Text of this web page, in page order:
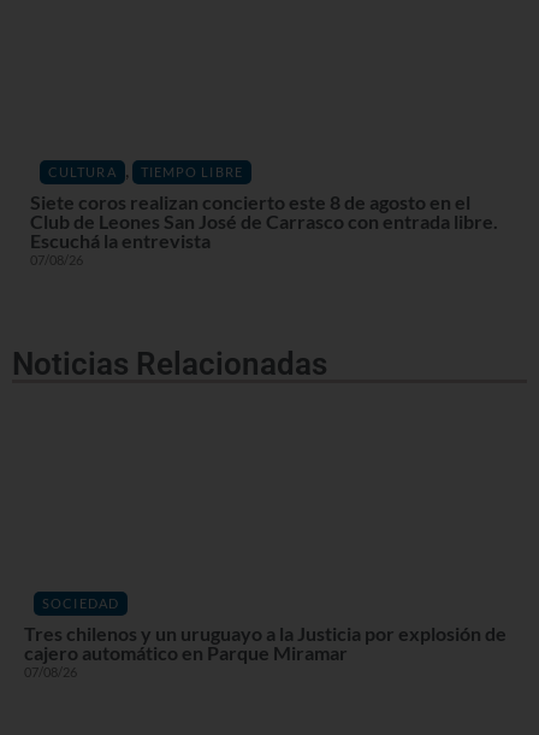
CULTURA , TIEMPO LIBRE
Siete coros realizan concierto este 8 de agosto en el
Club de Leones San José de Carrasco con entrada libre.
Escuchá la entrevista
07/08/26
Noticias Relacionadas
SOCIEDAD
Tres chilenos y un uruguayo a la Justicia por explosión de
cajero automático en Parque Miramar
07/08/26